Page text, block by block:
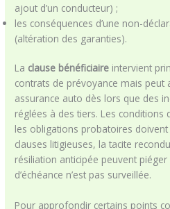
ajout d’un conducteur) ;
les conséquences d’une non-
(altération des garanties).
La clause bénéficiaire intervient
contrats de prévoyance mais peut
assurance auto dès lors que des
réglées à des tiers. Les conditions
les obligations probatoires
clauses litigieuses, la tacite
résiliation anticipée peuvent piéger
d’échéance n’est pas surveillée.
Pour approfondir certains points